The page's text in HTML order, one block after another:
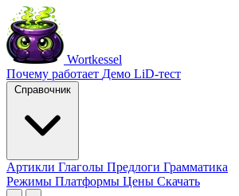
Wortkessel
Почему работает Демо LiD-тест
Справочник
Артикли Глаголы Предлоги Грамматика
Режимы Платформы Цены Скачать